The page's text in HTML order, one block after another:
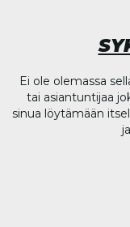
Ei ole olemassa
tai asiantuntijaa
sinua löytämään